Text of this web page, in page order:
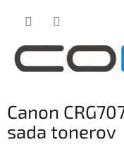
Canon
sada tonerov